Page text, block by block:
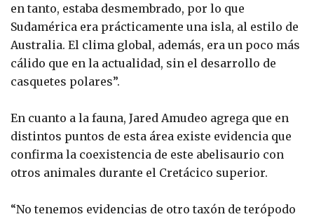
en tanto, estaba desmembrado, por lo que
Sudamérica era prácticamente una isla, al estilo de
Australia. El clima global, además, era un poco más
cálido que en la actualidad, sin el desarrollo de
casquetes polares”.
En cuanto a la fauna, Jared Amudeo agrega que en
distintos puntos de esta área existe evidencia que
confirma la coexistencia de este abelisaurio con
otros animales durante el Cretácico superior.
“No tenemos evidencias de otro taxón de terópodo